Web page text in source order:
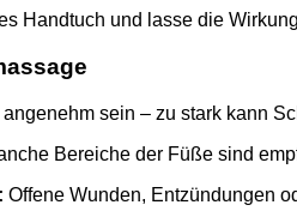
Handtuch und lasse die
sein – zu stark kann
Bereiche der Füße sind
Offene Wunden, Entzündungen